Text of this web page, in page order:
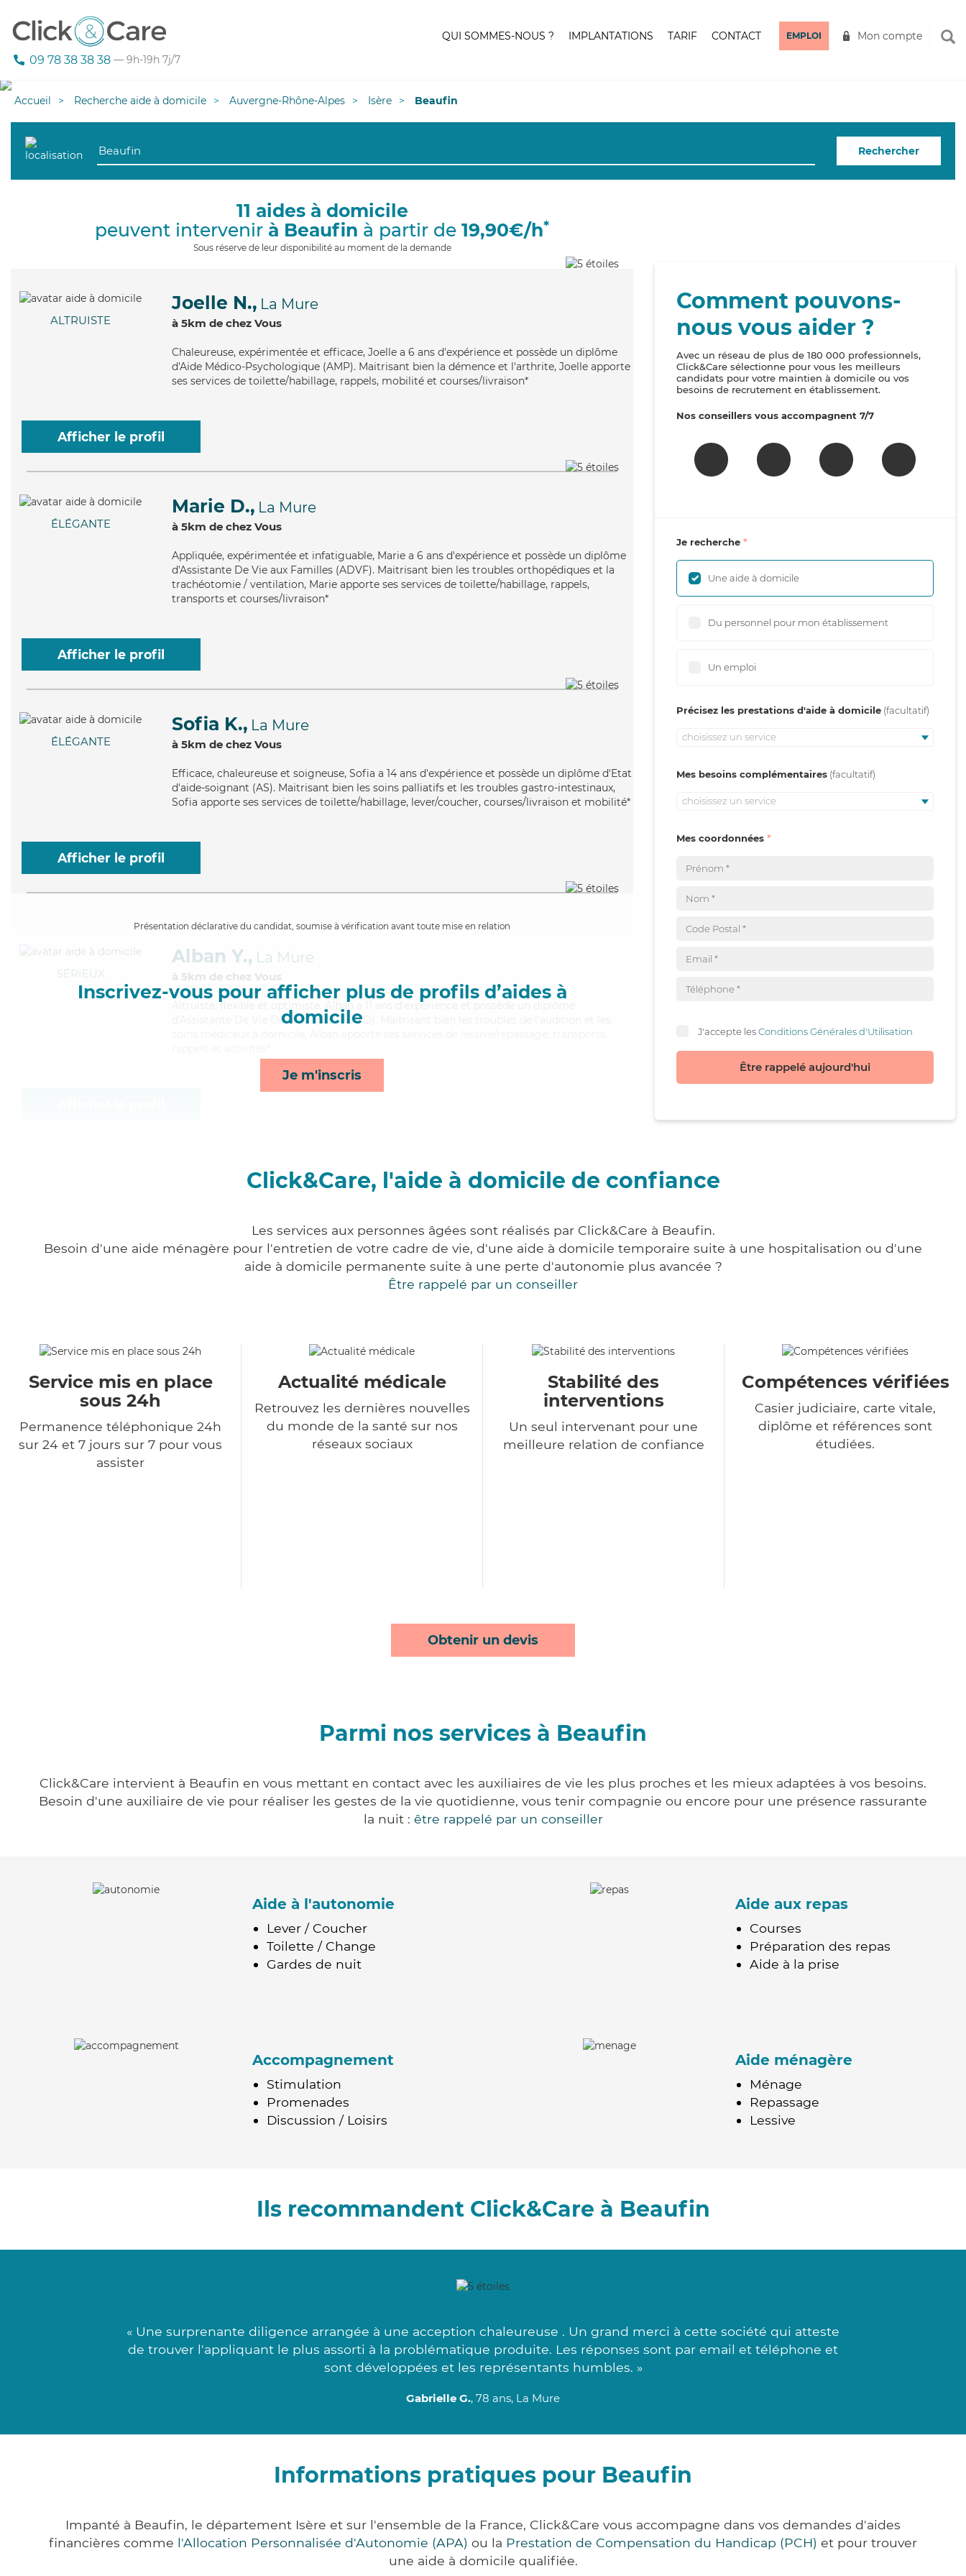
09 78 38 38 38 — 9h-19h 7j/7
QUI SOMMES-NOUS ? IMPLANTATIONS TARIF CONTACT EMPLOI Mon compte
Accueil Recherche aide à domicile Auvergne-Rhône-Alpes Isère Beaufin
Rechercher
11 aides à domicile
peuvent intervenir à Beaufin à partir de 19,90€/h*
Sous réserve de leur disponibilité au moment de la demande
ALTRUISTE
Joelle N., La Mure
à 5km de chez Vous
Chaleureuse, expérimentée et efficace, Joelle a 6 ans d'expérience et possède un diplôme
d'Aide Médico-Psychologique (AMP). Maitrisant bien la démence et l'arthrite, Joelle apporte
ses services de toilette/habillage, rappels, mobilité et courses/livraison*
Afficher le profil
ÉLÉGANTE
Marie D., La Mure
à 5km de chez Vous
Appliquée, expérimentée et infatiguable, Marie a 6 ans d'expérience et possède un diplôme
d'Assistante De Vie aux Familles (ADVF). Maitrisant bien les troubles orthopédiques et la
trachéotomie / ventilation, Marie apporte ses services de toilette/habillage, rappels,
transports et courses/livraison*
Afficher le profil
ÉLÉGANTE
Sofia K., La Mure
à 5km de chez Vous
Efficace, chaleureuse et soigneuse, Sofia a 14 ans d'expérience et possède un diplôme d'Etat
d'aide-soignant (AS). Maitrisant bien les soins palliatifs et les troubles gastro-intestinaux,
Sofia apporte ses services de toilette/habillage, lever/coucher, courses/livraison et mobilité*
Afficher le profil
Présentation déclarative du candidat, soumise à vérification avant toute mise en relation
Inscrivez-vous pour afficher plus de profils d’aides à
domicile
Je m'inscris
SÉRIEUX
Alban Y., La Mure
à 5km de chez Vous
, flexible et optimiste, Alban a 11 ans d'expérience et possède un diplôme
d'Assistante De Vie Dépendance (ADVD). Maitrisant bien les troubles de l'audition et les
Comment pouvons-
nous vous aider ?
Avec un réseau de plus de 180 000 professionnels,
Click&Care sélectionne pour vous les meilleurs
candidats pour votre maintien à domicile ou vos
besoins de recrutement en établissement.
Nos conseillers vous accompagnent 7/7
Je recherche
Une aide à domicile
Du personnel pour mon établissement
Un emploi
Précisez les prestations d'aide à domicile
choisissez un service
Mes besoins complémentaires
choisissez un service
Mes coordonnées
J'accepte lesConditions Générales d'Utilisation
Être rappelé aujourd'hui
Click&Care, l'aide à domicile de confiance
Les services aux personnes âgées sont réalisés par Click&Care à Beaufin.
Besoin d'une aide ménagère pour l'entretien de votre cadre de vie, d'une aide à domicile temporaire suite à une hospitalisation ou d'une
aide à domicile permanente suite à une perte d'autonomie plus avancée ?
Être rappelé par un conseiller
Service mis en place
sous 24h
Permanence téléphonique 24h
sur 24 et 7 jours sur 7 pour vous
assister
Actualité médicale
Retrouvez les dernières nouvelles
du monde de la santé sur nos
réseaux sociaux
Stabilité des
interventions
Un seul intervenant pour une
meilleure relation de confiance
Compétences vérifiées
Casier judiciaire, carte vitale,
diplôme et références sont
étudiées.
Obtenir un devis
Parmi nos services à Beaufin
Click&Care intervient à Beaufin en vous mettant en contact avec les auxiliaires de vie les plus proches et les mieux adaptées à vos besoins.
Besoin d'une auxiliaire de vie pour réaliser les gestes de la vie quotidienne, vous tenir compagnie ou encore pour une présence rassurante
la nuit : être rappelé par un conseiller
Aide à l'autonomie
Lever / Coucher
Toilette / Change
Gardes de nuit
Aide aux repas
Courses
Préparation des repas
Aide à la prise
Accompagnement
Stimulation
Promenades
Discussion / Loisirs
Aide ménagère
Ménage
Repassage
Lessive
Ils recommandent Click&Care à Beaufin
« Une surprenante diligence arrangée à une acception chaleureuse . Un grand merci à cette société qui atteste
de trouver l'appliquant le plus assorti à la problématique produite. Les réponses sont par email et téléphone et
sont développées et les représentants humbles. »
Gabrielle G., 78 ans, La Mure
Informations pratiques pour Beaufin
Impanté à Beaufin, le département Isère et sur l'ensemble de la France, Click&Care vous accompagne dans vos demandes d'aides
financières comme l'Allocation Personnalisée d'Autonomie (APA) ou la Prestation de Compensation du Handicap (PCH) et pour trouver
une aide à domicile qualifiée.